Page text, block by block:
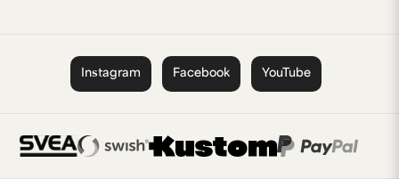
Instagram Facebook YouTube